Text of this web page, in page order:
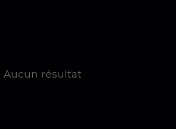
Aucun résultat